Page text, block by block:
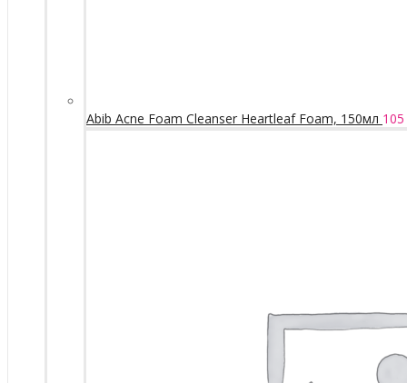
Abib Acne Foam Cleanser Heartleaf Foam, 150мл